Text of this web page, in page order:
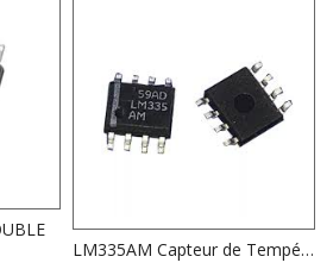
LM335AM Capteur de Température CMS